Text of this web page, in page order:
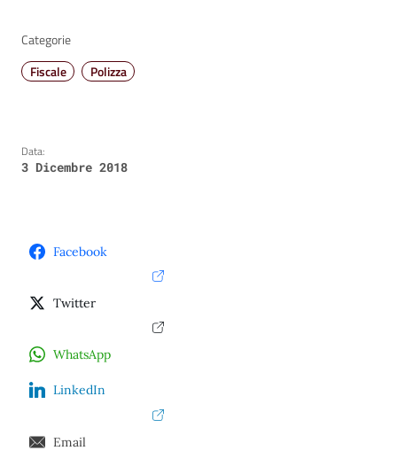
Categorie
Fiscale
Polizza
Data:
3 Dicembre 2018
Facebook
Twitter
WhatsApp
LinkedIn
Email